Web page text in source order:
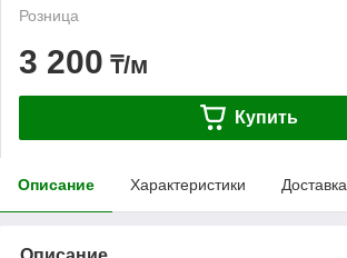
Розница
3 200 ₸/м
Купить
Описание Характеристики Доставка